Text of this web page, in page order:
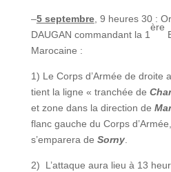
–5 septembre, 9 heures 30 :
DAUGAN commandant la 1
ère
Marocaine :
1) Le Corps d’Armée de droite
tient la ligne « tranchée de
et zone dans la direction de
flanc gauche du Corps
s’emparera de Sorny.
2) L’attaque aura lieu à 13